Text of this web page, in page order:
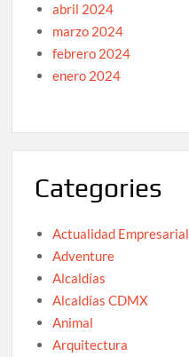
abril 2024
marzo 2024
febrero 2024
enero 2024
Categories
Actualidad Empresarial
Adventure
Alcaldías
Alcaldías CDMX
Animal
Arquitectura